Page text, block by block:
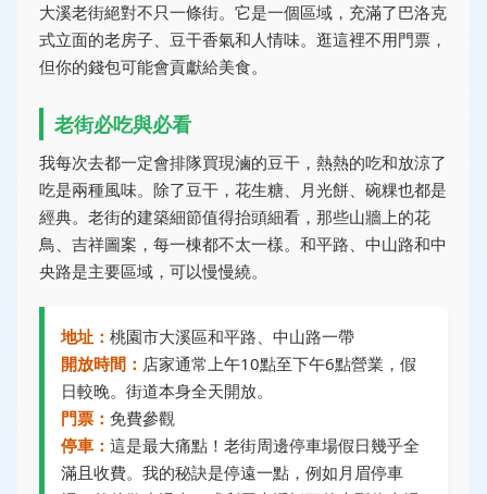
大溪老街絕對不只一條街。它是一個區域，充滿了巴洛克
式立面的老房子、豆干香氣和人情味。逛這裡不用門票，
但你的錢包可能會貢獻給美食。
老街必吃與必看
我每次去都一定會排隊買現滷的豆干，熱熱的吃和放涼了
吃是兩種風味。除了豆干，花生糖、月光餅、碗粿也都是
經典。老街的建築細節值得抬頭細看，那些山牆上的花
鳥、吉祥圖案，每一棟都不太一樣。和平路、中山路和中
央路是主要區域，可以慢慢繞。
地址： 桃園市大溪區和平路、中山路一帶
開放時間： 店家通常上午10點至下午6點營業，假
日較晚。街道本身全天開放。
門票： 免費參觀
停車： 這是最大痛點！老街周邊停車場假日幾乎全
滿且收費。我的秘訣是停遠一點，例如月眉停車